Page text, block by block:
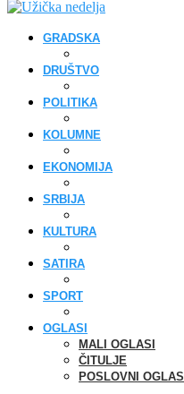
GRADSKA
DRUŠTVO
POLITIKA
KOLUMNE
EKONOMIJA
SRBIJA
KULTURA
SATIRA
SPORT
OGLASI
MALI OGLASI
ČITULJE
POSLOVNI OGLASI